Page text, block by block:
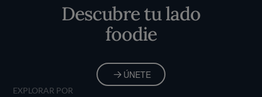
Descubre tu lado
foodie
ÚNETE
EXPLORAR POR